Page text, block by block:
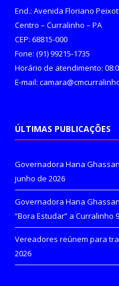
End.: Avenida Floriano
Centro – Curralinho – PA
CEP: 68815-000
Fone: (91) 99215-1735
Horário de atendimento:
E-mail:
ÚLTIMAS PUBLICAÇÕES
Governadora Hana
junho de 2026
Governadora Hana
“Bora Estudar” a Curralinho
Vereadores reúnem para
2026